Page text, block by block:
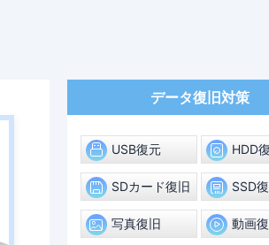
データ復旧対策
USB復元 HDD
SDカード復旧 SSD
写真復旧 動画